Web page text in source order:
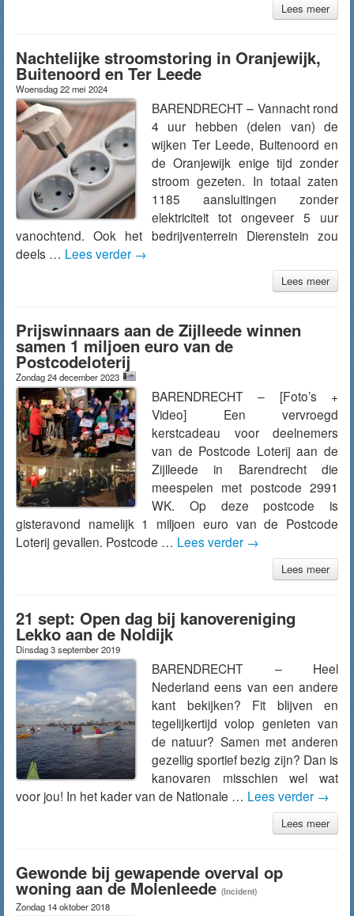
Lees meer
Nachtelijke stroomstoring in Oranjewijk,
Buitenoord en Ter Leede
Woensdag 22 mei 2024
BARENDRECHT – Vannacht rond
4 uur hebben (delen van) de
wijken Ter Leede, Buitenoord en
de Oranjewijk enige tijd zonder
stroom gezeten. In totaal zaten
1185 aansluitingen zonder
elektriciteit tot ongeveer 5 uur
vanochtend. Ook het bedrijventerrein Dierenstein zou
deels … Lees verder →
Lees meer
Prijswinnaars aan de Zijlleede winnen
samen 1 miljoen euro van de
Postcodeloterij
Zondag 24 december 2023
BARENDRECHT – [Foto’s +
Video] Een vervroegd
kerstcadeau voor deelnemers
van de Postcode Loterij aan de
Zijlleede in Barendrecht die
meespelen met postcode 2991
WK. Op deze postcode is
gisteravond namelijk 1 miljoen euro van de Postcode
Loterij gevallen. Postcode … Lees verder →
Lees meer
21 sept: Open dag bij kanovereniging
Lekko aan de Noldijk
Dinsdag 3 september 2019
BARENDRECHT – Heel
Nederland eens van een andere
kant bekijken? Fit blijven en
tegelijkertijd volop genieten van
de natuur? Samen met anderen
gezellig sportief bezig zijn? Dan is
kanovaren misschien wel wat
voor jou! In het kader van de Nationale … Lees verder →
Lees meer
Gewonde bij gewapende overval op
woning aan de Molenleede (Incident)
Zondag 14 oktober 2018